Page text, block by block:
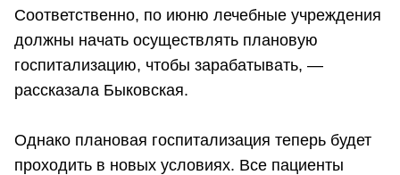
Соответственно, по июню лечебные учреждения
должны начать осуществлять плановую
госпитализацию, чтобы зарабатывать, —
рассказала Быковская.
Однако плановая госпитализация теперь будет
проходить в новых условиях. Все пациенты